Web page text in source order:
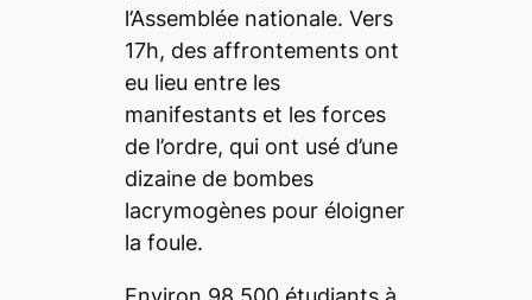
l’Assemblée nationale. Vers
17h, des affrontements ont
eu lieu entre les
manifestants et les forces
de l’ordre, qui ont usé d’une
dizaine de bombes
lacrymogènes pour éloigner
la foule.